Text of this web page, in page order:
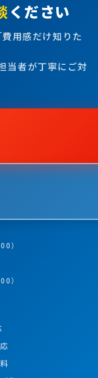
ください
用感だけ知りた
当者が丁寧にご対
）
）